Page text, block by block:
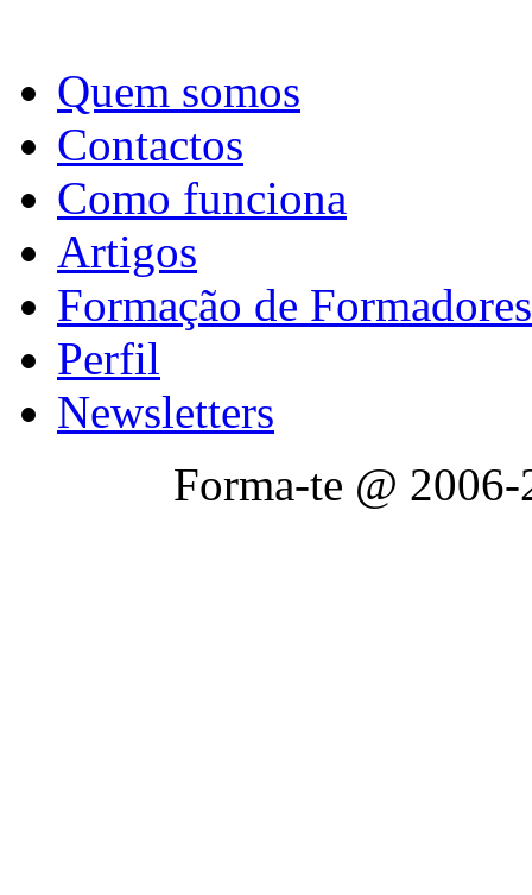
Quem somos
Contactos
Como funciona
Artigos
Formação de Formadores
Perfil
Newsletters
Forma-te @